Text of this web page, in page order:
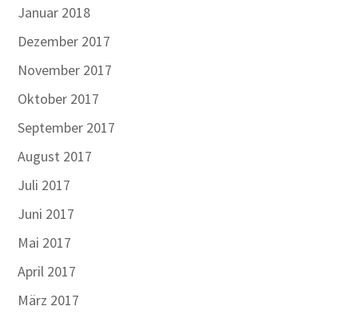
Januar 2018
Dezember 2017
November 2017
Oktober 2017
September 2017
August 2017
Juli 2017
Juni 2017
Mai 2017
April 2017
März 2017